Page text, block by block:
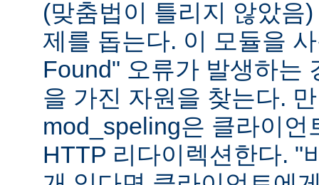
(맞춤법이 틀리지 않았음
제를 돕는다. 이 모듈을
Found" 오류가 발생하는
을 가진 자원을 찾는다.
mod_speling은 클라이언
HTTP 리다이렉션한다. "